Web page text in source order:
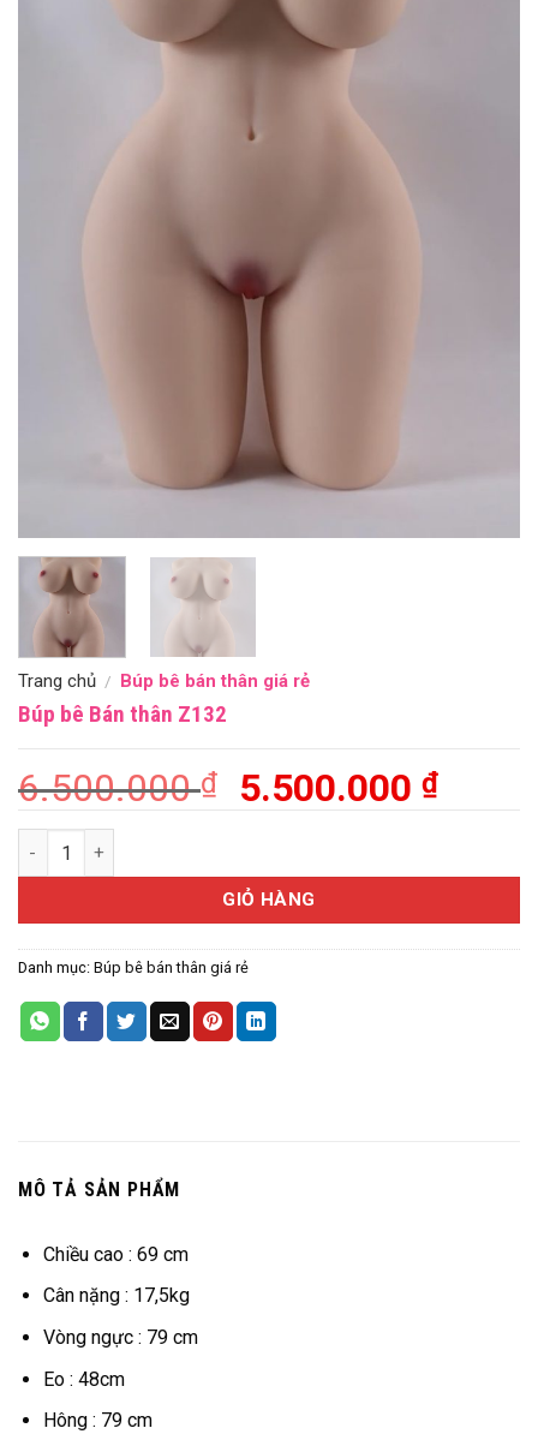
Trang chủ / Búp bê bán thân giá rẻ
Búp bê Bán thân Z132
6.500.000₫
Giá
gốc
6.500.000 ₫.
5.500.000 ₫Giá
hiện
Búp bê Bán thân Z132 số lượng
GIỎ HÀNG
Danh mục: Búp bê bán thân giá rẻ
MÔ TẢ SẢN PHẨM
Chiều cao : 69 cm
Cân nặng : 17,5kg
Vòng ngực : 79 cm
Eo : 48cm
Hông : 79 cm